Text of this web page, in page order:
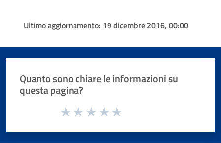
Ultimo aggiornamento: 19 dicembre 2016, 00:00
Quanto sono chiare le informazioni su
questa pagina?
Valuta da 1 a 5 stelle la pagina